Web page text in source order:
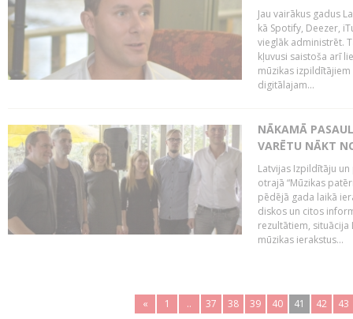
Jau vairākus gadus
kā Spotify, Deezer,
vieglāk administrēt.
kļuvusi saistoša arī
mūzikas
digitālajam...
NĀKAMĀ
VARĒTU NĀKT
Latvijas Izpildītāju
otrajā “Mūzikas
pēdējā gada laikā
diskos un citos
rezultātiem, situācija
mūzikas ierakstus...
« 1 .. 37 38 39 40 41 42 43